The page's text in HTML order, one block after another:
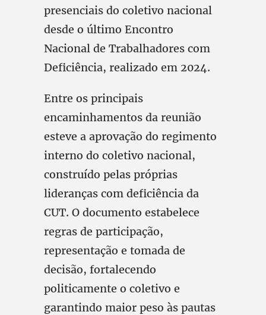
presenciais do coletivo nacional
desde o último Encontro
Nacional de Trabalhadores com
Deficiência, realizado em 2024.
Entre os principais
encaminhamentos da reunião
esteve a aprovação do regimento
interno do coletivo nacional,
construído pelas próprias
lideranças com deficiência da
CUT. O documento estabelece
regras de participação,
representação e tomada de
decisão, fortalecendo
politicamente o coletivo e
garantindo maior peso às pautas